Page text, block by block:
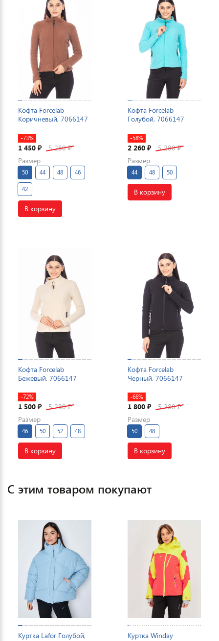
Кофта Forcelab
Коричневый, 7066147
-73%
1 450 ₽ 5 280₽
Размер
50 44 48 46
42
В корзину
Кофта Forcelab
Голубой, 7066147
-58%
2 260 ₽ 5 280₽
Размер
44 48 50
В корзину
Кофта Forcelab
Бежевый, 7066147
-72%
1 500 ₽ 5 280₽
Размер
46 50 52 48
В корзину
Кофта Forcelab
Черный, 7066147
-66%
1 800 ₽ 5 280₽
Размер
50 48
В корзину
С этим товаром покупают
Куртка Lafor Голубой,
Куртка Winday